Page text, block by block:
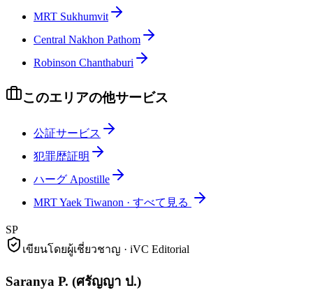
MRT Sukhumvit
Central Nakhon Pathom
Robinson Chanthaburi
このエリアの他サービス
公証サービス
犯罪歴証明
ハーグ Apostille
MRT Yaek Tiwanon · すべて見る
SP
เขียนโดยผู้เชี่ยวชาญ · iVC Editorial
Saranya P. (ศรัญญา ป.)